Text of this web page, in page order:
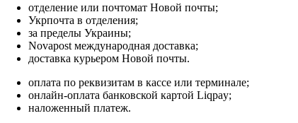
отделение или почтомат Новой почты;
Укрпочта в отделения;
за пределы Украины;
Novapost международная доставка;
доставка курьером Новой почты.
оплата по реквизитам в кассе или терминале;
онлайн-оплата банковской картой Liqpay;
наложенный платеж.